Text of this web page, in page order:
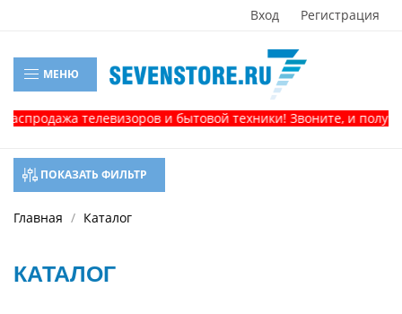
Вход Регистрация
МЕНЮ
телевизоров и бытовой техники! Звоните, и получите
ПОКАЗАТЬ ФИЛЬТР
Главная Каталог
КАТАЛОГ